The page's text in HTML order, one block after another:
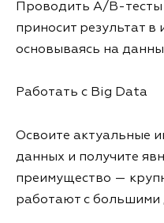
Проводить A/B-тесты
приносит результат в
основываясь на
Работать с Big Data
Освоите актуальные
данных и получите
преимущество —
работают с большими